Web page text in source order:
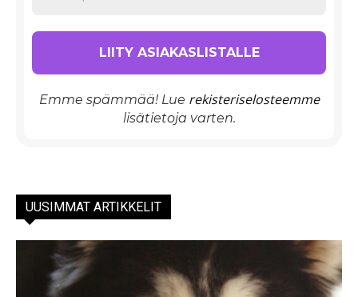
Emme spämmää! Lue rekisteriselosteemme
lisätietoja varten.
UUSIMMAT ARTIKKELIT